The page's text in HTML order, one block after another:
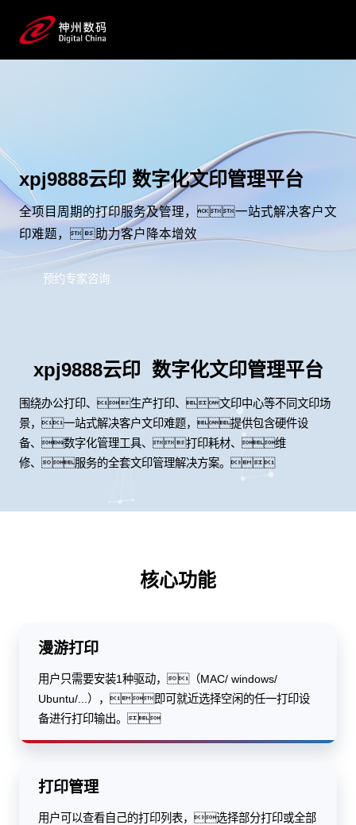
xpj9888云印 数字化文印管理平台
全项目周期的打印服务及管理，一站式解决客户文
印难题，助力客户降本增效
预约专家咨询
xpj9888云印 数字化文印管理平台
围绕办公打印、生产打印、文印中心等不同文印场
景，一站式解决客户文印难题，提供包含硬件设
备、数字化管理工具、打印耗材、维
修、服务的全套文印管理解决方案。
核心功能
漫游打印
用户只需要安装1种驱动，（MAC/ windows/
Ubuntu/...），即可就近选择空闲的任一打印设
备进行打印输出。
打印管理
用户可以查看自己的打印列表，选择部分打印或全部